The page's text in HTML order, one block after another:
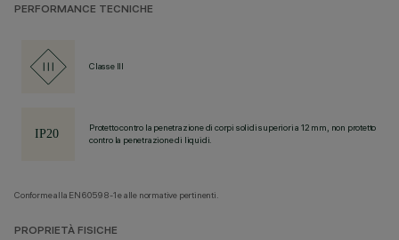
PERFORMANCE TECNICHE
Classe III
Protetto contro la penetrazione di corpi solidi superiori a 12 mm, non protetto
contro la penetrazione di liquidi.
Conforme alla EN60598-1 e alle normative pertinenti.
PROPRIETÀ FISICHE